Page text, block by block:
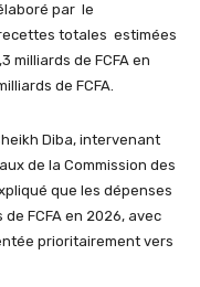
par le
totales estimées
milliards de FCFA en
de FCFA.
Diba, intervenant
de la Commission des
que les dépenses
FCFA en 2026, avec
prioritairement vers